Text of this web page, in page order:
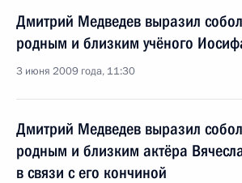
Дмитрий Медведев выразил
родным и близким учёного
3 июня 2009 года, 11:30
Дмитрий Медведев выразил
родным и близким актёра
в связи с его кончиной